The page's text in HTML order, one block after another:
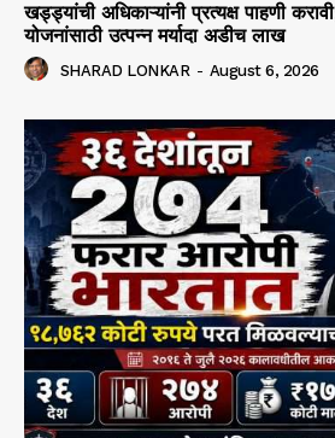
खड्ड्यांची अधिकाऱ्यांनी प्रत्यक्ष पाहणी
योजनांसाठी उत्पन्न मर्यादा अडीच लाख
SHARAD LONKAR - August 6, 2026